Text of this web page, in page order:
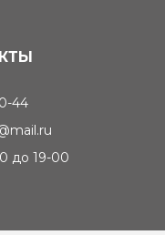
44
до 19-00